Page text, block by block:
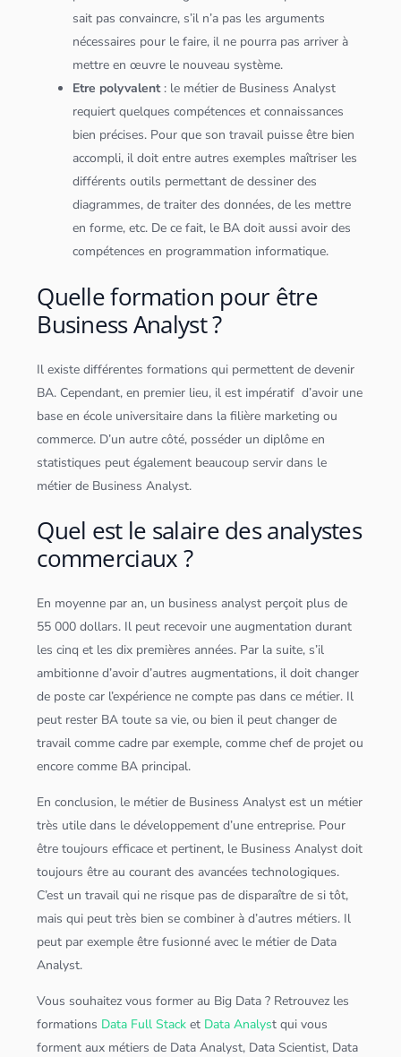
sait pas convaincre, s’il n’a pas les arguments
nécessaires pour le faire, il ne pourra pas arriver à
mettre en œuvre le nouveau système.
Etre polyvalent : le métier de Business Analyst
requiert quelques compétences et connaissances
bien précises. Pour que son travail puisse être bien
accompli, il doit entre autres exemples maîtriser les
différents outils permettant de dessiner des
diagrammes, de traiter desdonnées, de les mettre
en forme, etc. De ce fait, le BA doit aussi avoir des
compétences en programmation informatique.
Quelle formation pour être
Business Analyst ?
Il existe différentes formations qui permettent de devenir
BA. Cependant, en premier lieu, il est impératif d’avoir une
base en école universitaire dans la filière marketing ou
commerce. D’un autre côté, posséder un diplôme en
statistiques peut également beaucoup servir dans le
métier de Business Analyst.
Quel est le salaire des analystes
commerciaux ?
En moyenne par an, un business analyst perçoit plus de
55 000 dollars. Il peut recevoir une augmentation durant
les cinq et les dix premières années. Par la suite, s’il
ambitionne d’avoir d’autres augmentations, il doit changer
de poste car l’expérience ne compte pas dans ce métier. Il
peut rester BA toute sa vie, ou bien il peut changer de
travail comme cadre par exemple, comme chef de projet ou
encore comme BA principal.
En conclusion, le métier de Business Analyst est un métier
très utile dans le développement d’une entreprise. Pour
être toujours efficace et pertinent, le Business Analyst doit
toujours être au courant des avancées technologiques.
C’est un travail qui ne risque pas de disparaître de si tôt,
mais qui peut très bien se combiner à d’autres métiers. Il
peut par exemple être fusionné avec le métier de Data
Analyst.
Vous souhaitez vous former au Big Data ? Retrouvez les
formations Data Full Stack et Data Analyst qui vous
forment aux métiers de Data Analyst, Data Scientist, Data